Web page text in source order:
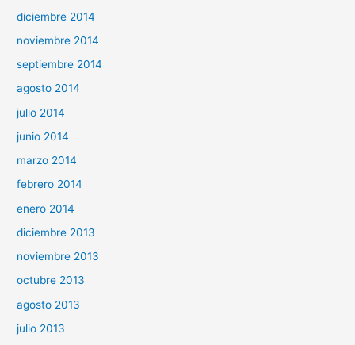
diciembre 2014
noviembre 2014
septiembre 2014
agosto 2014
julio 2014
junio 2014
marzo 2014
febrero 2014
enero 2014
diciembre 2013
noviembre 2013
octubre 2013
agosto 2013
julio 2013